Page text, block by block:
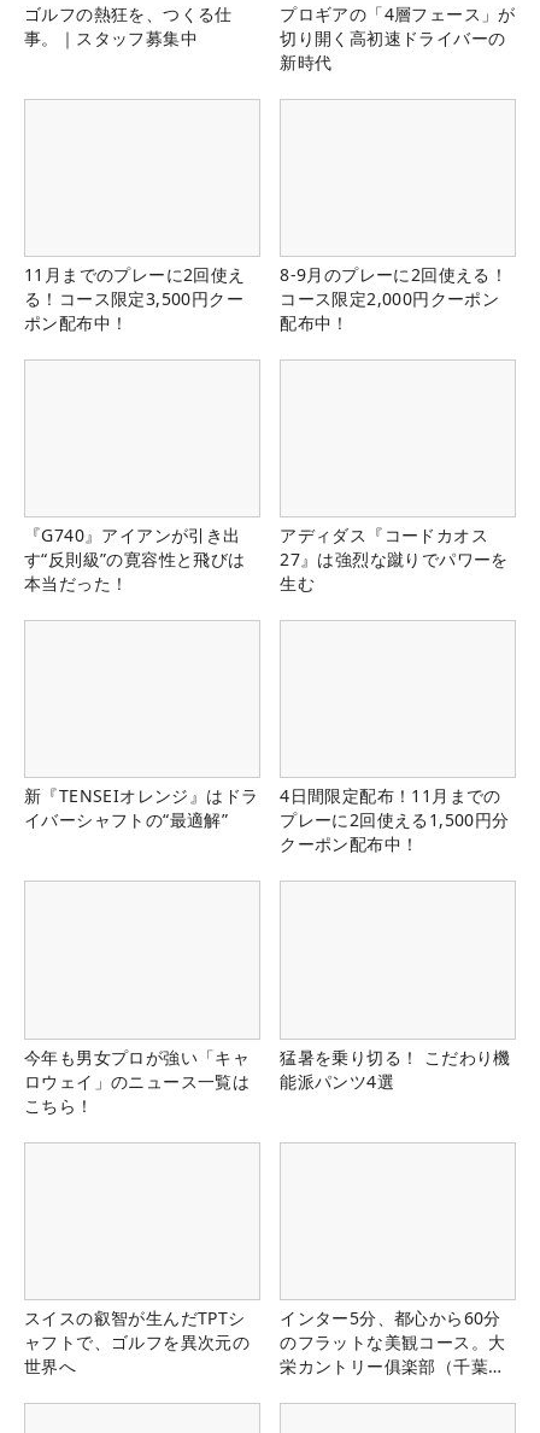
ゴルフの熱狂を、つくる仕
事。｜スタッフ募集中
プロギアの「4層フェース」が
切り開く高初速ドライバーの
新時代
11月までのプレーに2回使え
る！コース限定3,500円クー
ポン配布中！
8-9月のプレーに2回使える！
コース限定2,000円クーポン
配布中！
『G740』アイアンが引き出
す“反則級”の寛容性と飛びは
本当だった！
アディダス『コードカオス
27』は強烈な蹴りでパワーを
生む
新『TENSEIオレンジ』はドラ
イバーシャフトの“最適解”
4日間限定配布！11月までの
プレーに2回使える1,500円分
クーポン配布中！
今年も男女プロが強い「キャ
ロウェイ」のニュース一覧は
こちら！
猛暑を乗り切る！ こだわり機
能派パンツ4選
スイスの叡智が生んだTPTシ
ャフトで、ゴルフを異次元の
世界へ
インター5分、都心から60分
のフラットな美観コース。大
栄カントリー俱楽部（千葉